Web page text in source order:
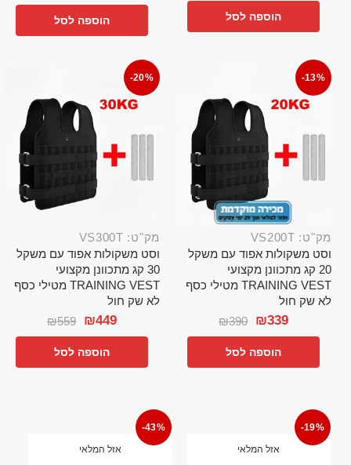
הוספה לסל הוספה לסל
-13%
מק"ט: VS200T
וסט משקולות אפוד עם משקל
20 קג מתכוונן מקצועי
TRAINING VEST מטילי כסף
לא שק חול
₪390 ₪339
הוספה לסל
-20%
מק"ט: VS300T
וסט משקולות אפוד עם משקל
30 קג מתכוונן מקצועי
TRAINING VEST מטילי כסף
לא שק חול
₪559 ₪449
הוספה לסל
-19%
אזל המלאי
-43%
אזל המלאי